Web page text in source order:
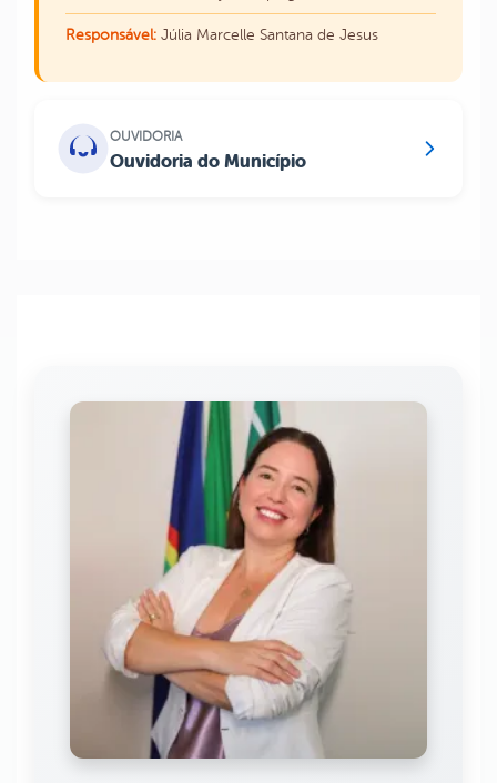
Responsável: Júlia Marcelle Santana de Jesus
OUVIDORIA
Ouvidoria do Município